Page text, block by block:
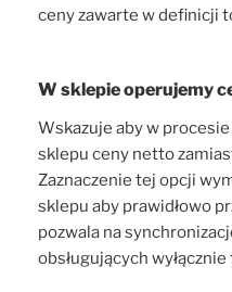
ceny zawarte w definicji
W sklepie operujemy
Wskazuje aby w
sklepu ceny netto
Zaznaczenie tej opcji
sklepu aby prawidłowo
pozwala na
obsługujących wyłącznie